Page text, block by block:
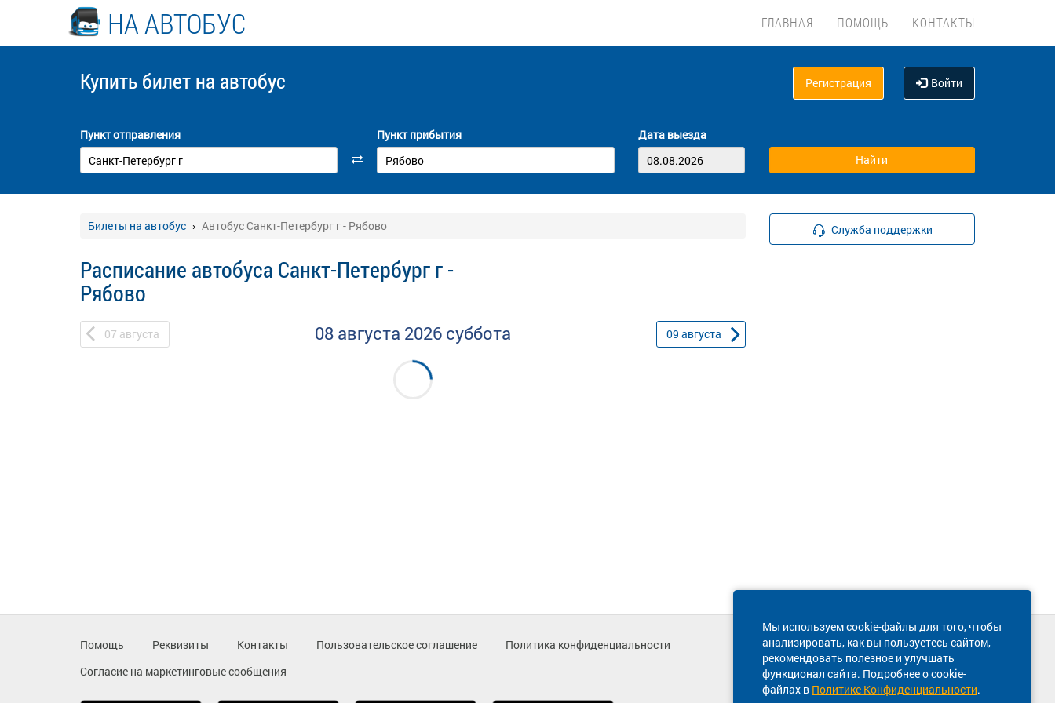
НА АВТОБУС ГЛАВНАЯ ПОМОЩЬ КОНТАКТЫ
Купить билет на автобус Регистрация Войти
Пункт отправления Пункт прибытия Дата выезда
Билеты на автобус Автобус Санкт-Петербург г - Рябово
Расписание автобуса Санкт-Петербург г -
Рябово
07 августа 08 августа 2026 суббота 09 августа
Служба поддержки
Мы используем cookie-файлы для того, чтобы
анализировать, как вы пользуетесь сайтом,
рекомендовать полезное и улучшать
функционал сайта. Подробнее о cookie-
файлах в Политике Конфиденциальности.
Помощь Реквизиты Контакты Пользовательское соглашение
Политика конфиденциальности
Согласие на маркетинговые сообщения
Техническая поддержка сайта
8 800 600-03-38